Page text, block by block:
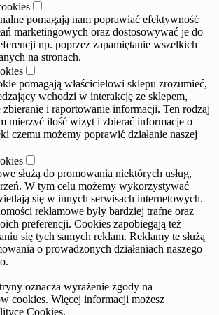
pomagają nam poprawiać efektywność
marketingowych oraz dostosowywać je do
np. poprzez zapamiętanie wszelkich
na stronach.
pomagają właścicielowi sklepu zrozumieć,
wchodzi w interakcję ze sklepem,
i raportowanie informacji. Ten rodzaj
mierzyć ilość wizyt i zbierać informacje o
czemu możemy poprawić działanie naszej
służą do promowania niektórych usług,
W tym celu możemy wykorzystywać
się w innych serwisach internetowych.
reklamowe były bardziej trafne oraz
preferencji. Cookies zapobiegają też
się tych samych reklam. Reklamy te służą
o prowadzonych działaniach naszego
oznacza wyrażenie zgody na
cookies. Więcej informacji możesz
Cookies.